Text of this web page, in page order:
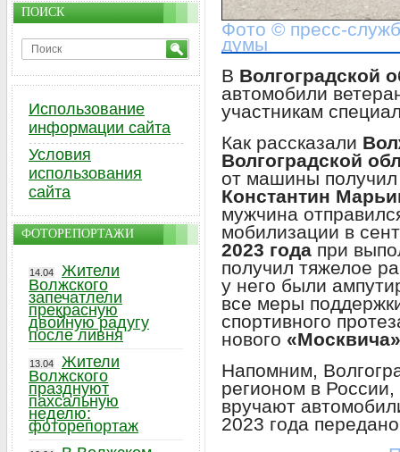
Фото © пресс-
думы
В Волгоградской
автомобили
участникам
Как рассказали
Волгоградской
от машины получил
Константин
мужчина
мобилизации в
2023 года при
получил тяжелое
у него были
все меры
спортивного
нового «Москвича»
Напомним,
регионом в
вручают
2023 года
ПОИСК
Использование
информации сайта
Условия
использования
сайта
ФОТОРЕПОРТАЖИ
14.04
Жители
Волжского
запечатлели
прекрасную
двойную радугу
после ливня
13.04
Жители
Волжского
празднуют
пахсальную
неделю:
фоторепортаж